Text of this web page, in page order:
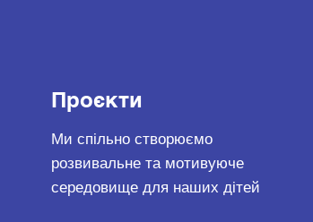
Проєкти
Ми спільно створюємо
розвивальне та мотивуюче
середовище для наших дітей